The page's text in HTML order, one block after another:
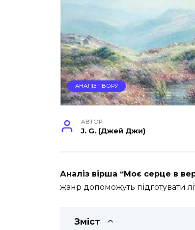
АНАЛІЗ ТВОРУ
АВТОР
J. G. (Джей Джи)
Аналіз вірша “Моє серце в
жанр допоможуть підготувати
Зміст